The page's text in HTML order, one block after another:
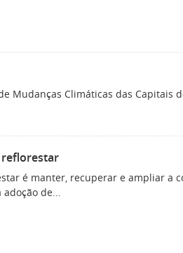
Mudanças Climáticas das Capitais
reflorestar
é manter, recuperar e ampliar a
de...